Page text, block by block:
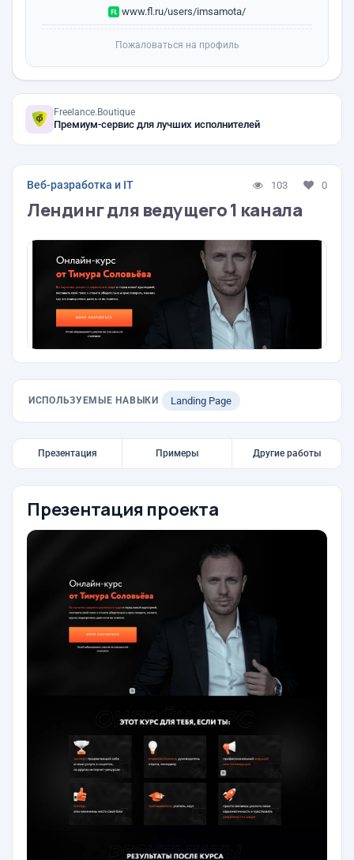
www.fl.ru/users/imsamota/
Пожаловаться на профиль
Freelance.Boutique
Премиум-сервис для лучших исполнителей
Веб-разработка и IT 103 0
Лендинг для ведущего 1 канала
ИСПОЛЬЗУЕМЫЕ НАВЫКИ Landing Page
Презентация Примеры Другие работы
Презентация проекта